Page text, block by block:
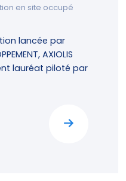
en site occupé
lancée par
AXIOLIS
lauréat piloté par